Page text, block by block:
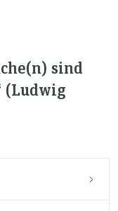
sind
(Ludwig